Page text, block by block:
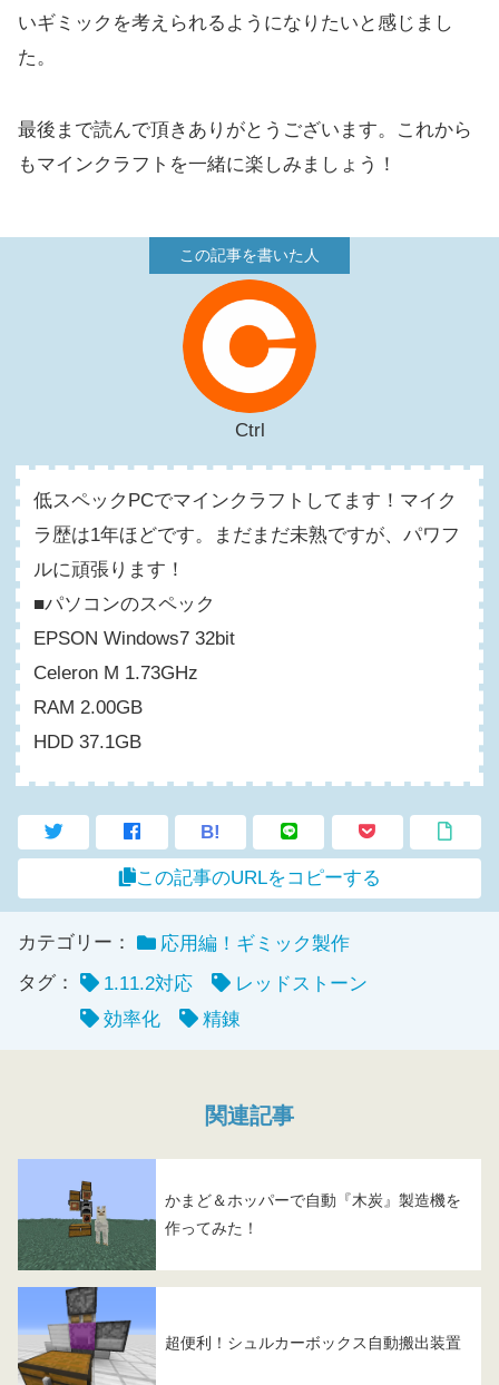
いギミックを考えられるようになりたいと感じまし
た。
最後まで読んで頂きありがとうございます。これから
もマインクラフトを一緒に楽しみましょう！
Ctrl
低スペックPCでマインクラフトしてます！マイク
ラ歴は1年ほどです。まだまだ未熟ですが、パワフ
ルに頑張ります！
■パソコンのスペック
EPSON Windows7 32bit
Celeron M 1.73GHz
RAM 2.00GB
HDD 37.1GB
B!
この記事のURLをコピーする
カテゴリー：
応用編！ギミック製作
タグ：
1.11.2対応
レッドストーン
効率化
精錬
関連記事
かまど＆ホッパーで自動『木炭』製造機を
作ってみた！
超便利！シュルカーボックス自動搬出装置